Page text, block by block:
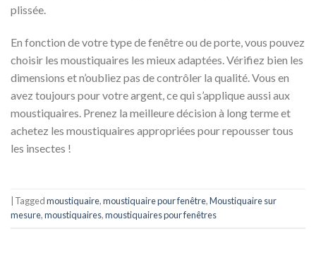
plissée.
En fonction de votre type de fenêtre ou de porte, vous pouvez
choisir les moustiquaires les mieux adaptées. Vérifiez bien les
dimensions et n’oubliez pas de contrôler la qualité. Vous en
avez toujours pour votre argent, ce qui s’applique aussi aux
moustiquaires. Prenez la meilleure décision à long terme et
achetez les moustiquaires appropriées pour repousser tous
les insectes !
Taggedmoustiquaire,moustiquaire pour fenêtre,Moustiquaire sur
mesure,moustiquaires,moustiquaires pour fenêtres